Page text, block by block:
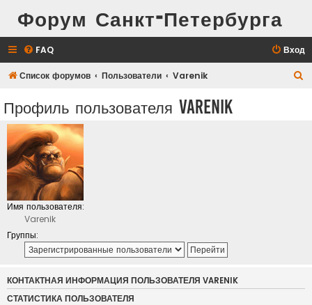
Форум Санкт-Петербурга
FAQ Вход
Список форумов Пользователи Varenik
Профиль пользователя Varenik
Имя пользователя:
Varenik
Группы:
КОНТАКТНАЯ ИНФОРМАЦИЯ ПОЛЬЗОВАТЕЛЯ VARENIK
СТАТИСТИКА ПОЛЬЗОВАТЕЛЯ